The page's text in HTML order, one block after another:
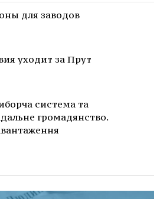
для заводов
уходит за Прут
система та
громадянство.